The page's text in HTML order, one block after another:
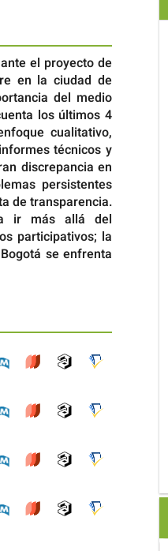
el proyecto de
en la ciudad de
del medio
los últimos 4
cualitativo,
técnicos y
discrepancia en
persistentes
de transparencia.
ir más allá del
participativos; la
se enfrenta